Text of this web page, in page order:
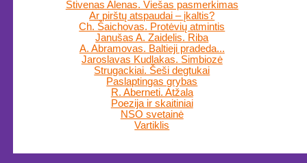
Stivenas Alenas. Viešas pasmerkimas
Ar pirštų atspaudai – įkaltis?
Ch. Šaichovas. Protėvių atmintis
Janušas A. Zaidelis. Riba
A. Abramovas. Baltieji pradeda...
Jaroslavas Kudlakas. Simbiozė
Strugackiai. Šeši degtukai
Paslaptingas grybas
R. Aberneti. Atžala
Poezija ir skaitiniai
NSO svetainė
Vartiklis